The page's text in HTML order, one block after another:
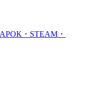
・STEAM・